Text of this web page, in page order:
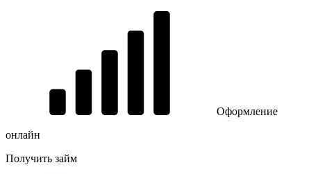
Оформление
онлайн
Получить займ